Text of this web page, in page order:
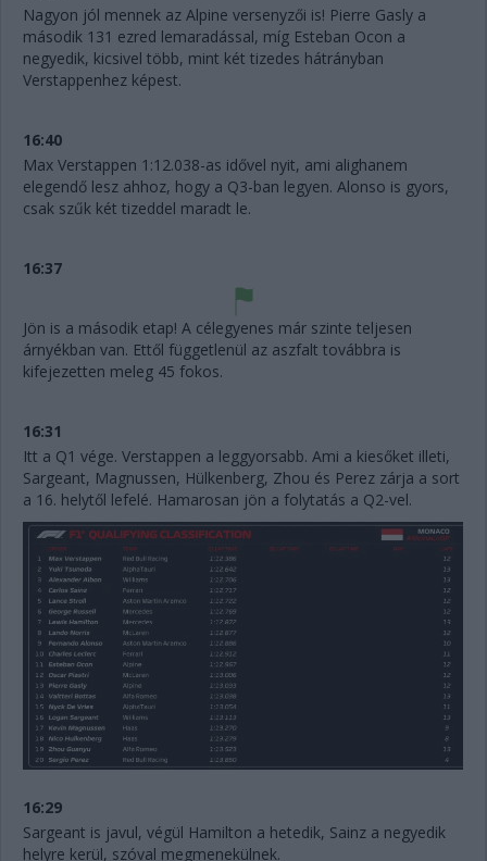
Nagyon jól mennek az Alpine versenyzői is! Pierre Gasly a
második 131 ezred lemaradással, míg Esteban Ocon a
negyedik, kicsivel több, mint két tizedes hátrányban
Verstappenhez képest.
16:40
Max Verstappen 1:12.038-as idővel nyit, ami alighanem
elegendő lesz ahhoz, hogy a Q3-ban legyen. Alonso is gyors,
csak szűk két tizeddel maradt le.
16:37
Jön is a második etap! A célegyenes már szinte teljesen
árnyékban van. Ettől függetlenül az aszfalt továbbra is
kifejezetten meleg 45 fokos.
16:31
Itt a Q1 vége. Verstappen a leggyorsabb. Ami a kiesőket illeti,
Sargeant, Magnussen, Hülkenberg, Zhou és Perez zárja a sort
a 16. helytől lefelé. Hamarosan jön a folytatás a Q2-vel.
16:29
Sargeant is javul, végül Hamilton a hetedik, Sainz a negyedik
helyre kerül, szóval megmenekülnek.